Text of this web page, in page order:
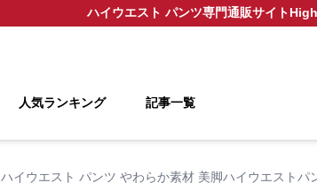
ハイウエスト パンツ専門通販サイト
人気ランキング 記事一覧
ハイウエスト パンツ やわらか素材 美脚ハイウエストパ